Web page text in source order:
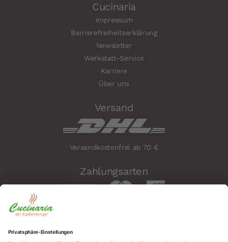
Cucinaria
Impressum
Barrierefreiheitserklärung
Newsletter
Werkstatt-Service
Karriere
Über uns
Versand
Versandkostenfrei ab 70 €
Zahlungsarten